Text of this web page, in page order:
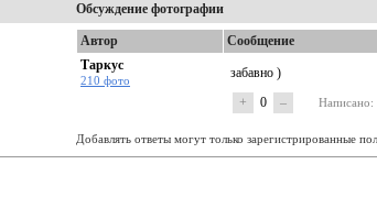
Обсуждение фотографии
Автор
Сообщение
Таркус
210 фото
забавно )
+
0 – Написано:
Добавлять ответы могут только зарегистрированные